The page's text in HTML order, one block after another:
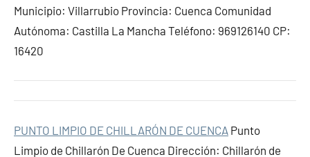
Municipio: Villarrubio Provincia: Cuenca Comunidad
Autónoma: Castilla La Mancha Teléfono: 969126140 CP:
16420
PUNTO LIMPIO DE CHILLARÓN DE CUENCA Punto
Limpio de Chillarón De Cuenca Dirección: Chillarón de